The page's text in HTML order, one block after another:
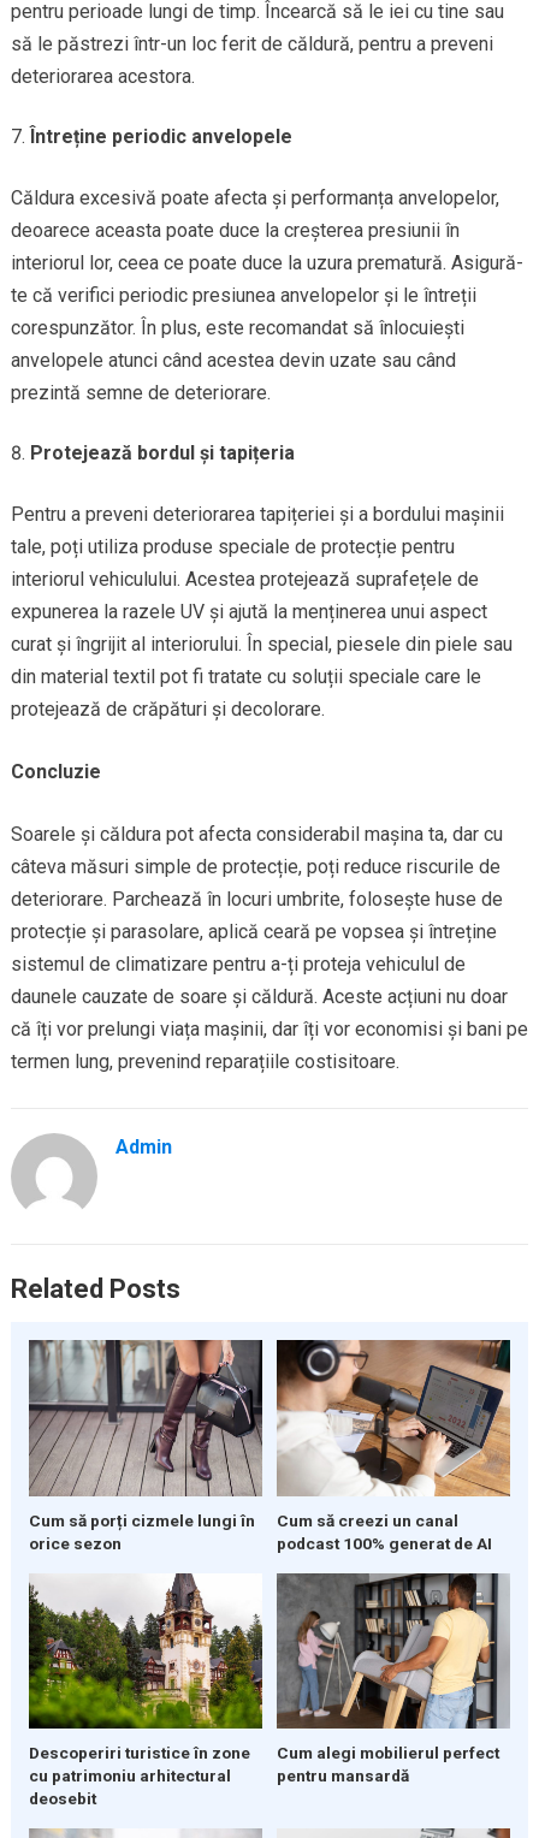
pentru perioade lungi de timp. Încearcă să le iei cu tine sau
să le păstrezi într-un loc ferit de căldură, pentru a preveni
deteriorarea acestora.
Întreține periodic anvelopele
Căldura excesivă poate afecta și performanța anvelopelor,
deoarece aceasta poate duce la creșterea presiunii în
interiorul lor, ceea ce poate duce la uzura prematură. Asigură-
te că verifici periodic presiunea anvelopelor și le întreții
corespunzător. În plus, este recomandat să înlocuiești
anvelopele atunci când acestea devin uzate sau când
prezintă semne de deteriorare.
Protejează bordul și tapițeria
Pentru a preveni deteriorarea tapițeriei și a bordului mașinii
tale, poți utiliza produse speciale de protecție pentru
interiorul vehiculului. Acestea protejează suprafețele de
expunerea la razele UV și ajută la menținerea unui aspect
curat și îngrijit al interiorului. În special, piesele din piele sau
din material textil pot fi tratate cu soluții speciale care le
protejează de crăpături și decolorare.
Concluzie
Soarele și căldura pot afecta considerabil mașina ta, dar cu
câteva măsuri simple de protecție, poți reduce riscurile de
deteriorare. Parchează în locuri umbrite, folosește huse de
protecție și parasolare, aplică ceară pe vopsea și întreține
sistemul de climatizare pentru a-ți proteja vehiculul de
daunele cauzate de soare și căldură. Aceste acțiuni nu doar
că îți vor prelungi viața mașinii, dar îți vor economisi și bani pe
termen lung, prevenind reparațiile costisitoare.
Admin
Related Posts
Cum să porți cizmele lungi în
orice sezon
Cum să creezi un canal
podcast 100% generat de AI
Descoperiri turistice în zone
cu patrimoniu arhitectural
deosebit
Cum alegi mobilierul perfect
pentru mansardă